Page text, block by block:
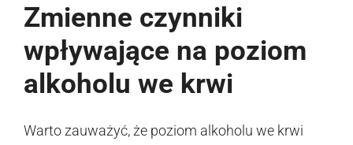
Zmienne czynniki
wpływające na poziom
alkoholu we krwi
Warto zauważyć, że poziom alkoholu we krwi